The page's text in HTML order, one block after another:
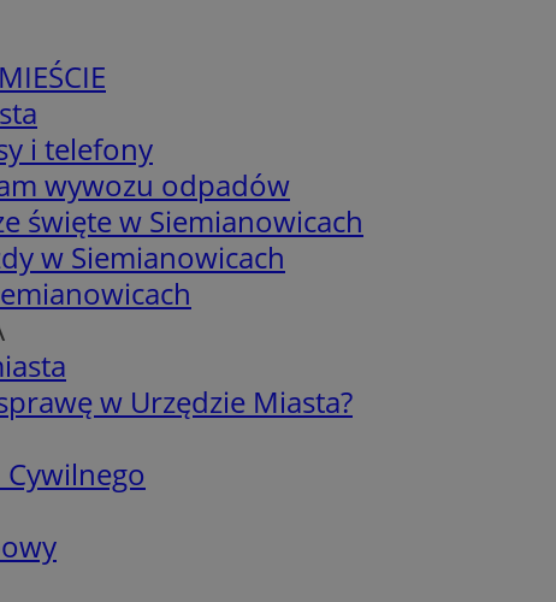
i telefony
wywozu odpadów
święte w Siemianowicach
w Siemianowicach
w Urzędzie Miasta?